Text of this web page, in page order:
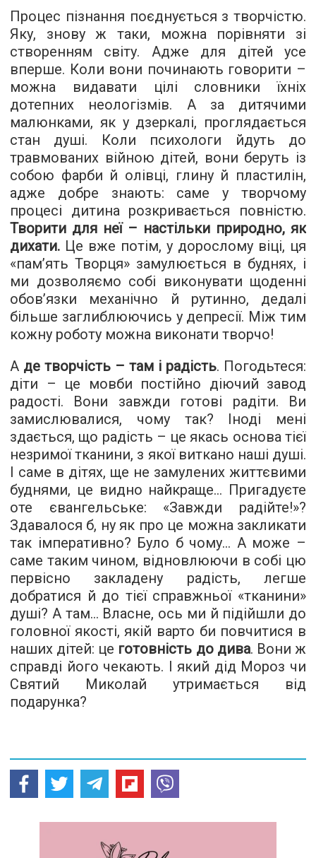
Процес пізнання поєднується з творчістю.
Яку, знову ж таки, можна порівняти зі
створенням світу. Адже для дітей усе
вперше. Коли вони починають говорити –
можна видавати цілі словники їхніх
дотепних неологізмів. А за дитячими
малюнками, як у дзеркалі, проглядається
стан душі. Коли психологи йдуть до
травмованих війною дітей, вони беруть із
собою фарби й олівці, глину й пластилін,
адже добре знають: саме у творчому
процесі дитина розкривається повністю.
Творити для неї – настільки природно, як
дихати. Це вже потім, у дорослому віці, ця
«пам’ять Творця» замулюється в буднях, і
ми дозволяємо собі виконувати щоденні
обов’язки механічно й рутинно, дедалі
більше заглиблюючись у депресії. Між тим
кожну роботу можна виконати творчо!
А де творчість – там і радість. Погодьтеся:
діти – це мовби постійно діючий завод
радості. Вони завжди готові радіти. Ви
замислювалися, чому так? Іноді мені
здається, що радість – це якась основа тієї
незримої тканини, з якої виткано наші душі.
І саме в дітях, ще не замулених життєвими
буднями, це видно найкраще… Пригадуєте
оте євангельське: «Завжди радійте!»?
Здавалося б, ну як про це можна закликати
так імперативно? Було б чому… А може –
саме таким чином, відновлюючи в собі цю
первісно закладену радість, легше
добратися й до тієї справжньої «тканини»
душі? А там… Власне, ось ми й підійшли до
головної якості, якій варто би повчитися в
наших дітей: це готовність до дива. Вони ж
справді його чекають. І який дід Мороз чи
Святий Миколай утримається від
подарунка?